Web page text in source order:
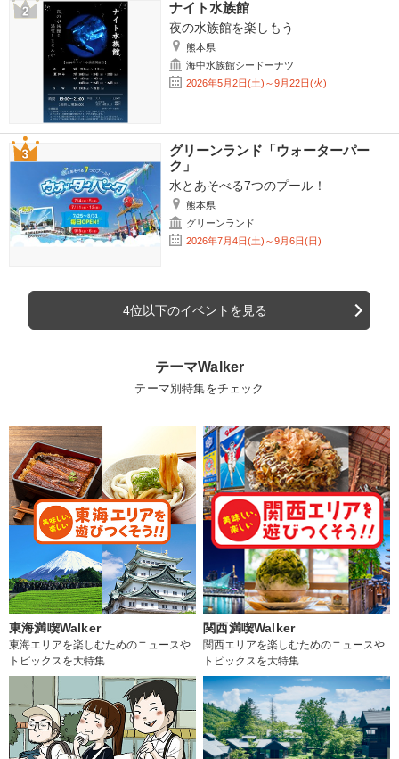
ナイト水族館
夜の水族館を楽しもう
熊本県
海中水族館シードーナツ
2026年5月2日(土)～9月22日(火)
グリーンランド「ウォーターパー
ク」
水とあそべる7つのプール！
熊本県
グリーンランド
2026年7月4日(土)～9月6日(日)
4位以下のイベントを見る
テーマWalker
テーマ別特集をチェック
東海満喫Walker
東海エリアを楽しむためのニュースや
トピックスを大特集
関西満喫Walker
関西エリアを楽しむためのニュースや
トピックスを大特集